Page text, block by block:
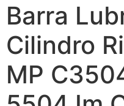
Barra
Cilindro
MP